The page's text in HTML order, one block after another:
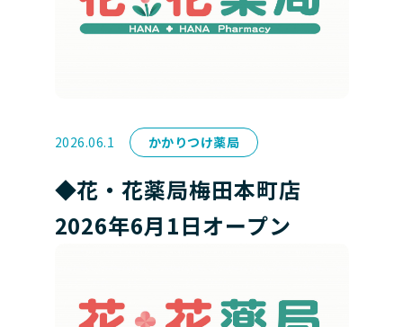
2026.06.1 かかりつけ薬局
◆花・花薬局梅田本町店
2026年6月1日オープン